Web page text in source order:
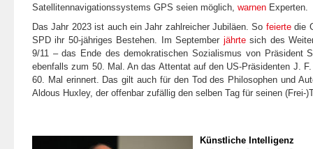
Satellitennavigationssystems GPS seien möglich, warnen Experten.
Das Jahr 2023 ist auch ein Jahr zahlreicher Jubiläen. So feiertedie
SPD ihr 50-jähriges Bestehen. Im September jährtesich des
9/11 – das Ende des demokratischen Sozialismus von Präsident
ebenfalls zum 50. Mal. An das Attentat auf den US-Präsidenten J.
60. Mal erinnert. Das gilt auch für den Tod des Philosophen und
Aldous Huxley, der offenbar zufällig den selben Tag für seinen (Frei-
Künstliche Intelligenz